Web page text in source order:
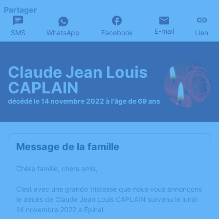
Partager
SMS WhatsApp Facebook E-mail Lien
Claude Jean Louis
CAPLAIN
décédé le 14 novembre 2022 à l'âge de 69 ans
Message de la famille
Chère famille, chers amis,
C’est avec une grande tristesse que nous vous annonçons
le décès de Claude Jean Louis CAPLAIN survenu le lundi
14 novembre 2022 à Épinal.